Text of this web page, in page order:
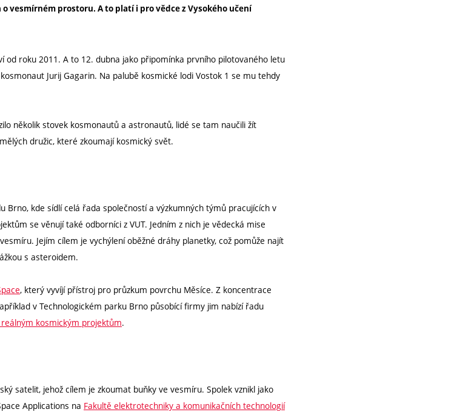
vesmírném prostoru. A to platí i pro vědce z Vysokého učení
od roku 2011. A to 12. dubna jako připomínka prvního pilotovaného letu
Jurij Gagarin. Na palubě kosmické lodi Vostok 1 se mu tehdy
několik stovek kosmonautů a astronautů, lidé se tam naučili žít
družic, které zkoumají kosmický svět.
Brno, kde sídlí celá řada společností a výzkumných týmů pracujících v
se věnují také odborníci z VUT. Jedním z nich je vědecká mise
Jejím cílem je vychýlení oběžné dráhy planetky, což pomůže najít
s asteroidem.
, který vyvíjí přístroj pro průzkum povrchu Měsíce. Z koncentrace
v Technologickém parku Brno působící firmy jim nabízí řadu
kosmickým projektům.
satelit, jehož cílem je zkoumat buňky ve vesmíru. Spolek vznikl jako
Applications na Fakultě elektrotechniky a komunikačních technologií